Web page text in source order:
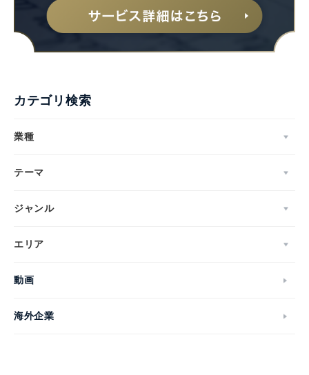
カテゴリ検索
業種
テーマ
ジャンル
エリア
動画
海外企業